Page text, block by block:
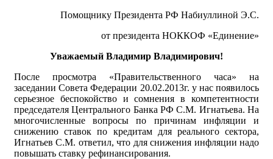
Помощнику Президента РФ Набиуллиной Э.С.
от президента НОККОФ «Единение»
Уважаемый Владимир Владимирович!
После просмотра «Правительственного часа» на
заседании Совета Федерации 20.02.2013г. у нас появилось
серьезное беспокойство и сомнения в компетентности
председателя Центрального Банка РФ С.М. Игнатьева. На
многочисленные вопросы по причинам инфляции и
снижению ставок по кредитам для реального сектора,
Игнатьев С.М. ответил, что для снижения инфляции надо
повышать ставку рефинансирования.